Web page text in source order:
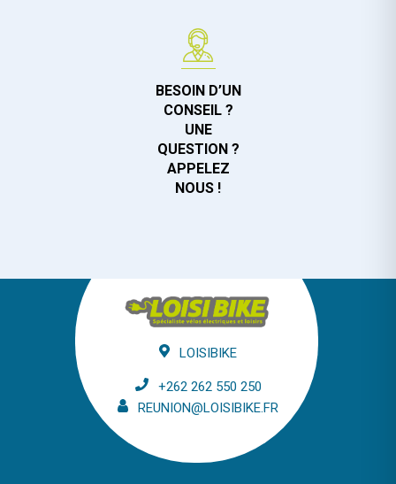
BESOIN D’UN
CONSEIL ?
UNE
QUESTION ?
APPELEZ
NOUS !
LOISIBIKE
+262 262 550 250
REUNION@LOISIBIKE.FR